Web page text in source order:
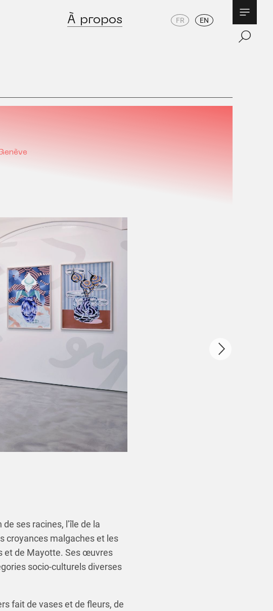
À propos FR EN
ses racines, l’île de la
croyances malgaches et les
et de Mayotte. Ses œuvres
socio-culturels diverses
fait de vases et de fleurs, de